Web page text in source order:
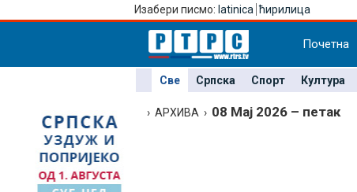
Изабери писмо: latinica ћирилица
Почетна
Све Српска Спорт Култура
› АРХИВА › 08 Мај 2026 – петак